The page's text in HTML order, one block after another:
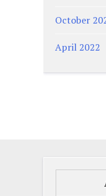
October
April 2022